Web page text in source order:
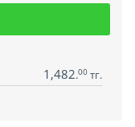
1,482.00 тг.